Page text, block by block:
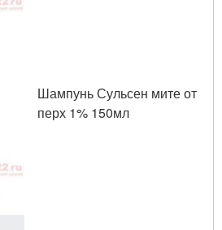
Шампунь Сульсен мите от
перх 1% 150мл